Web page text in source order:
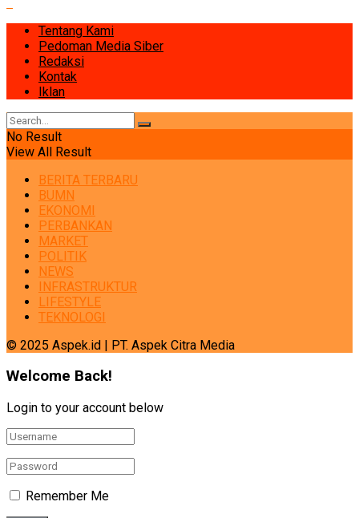
Tentang Kami
Pedoman Media Siber
Redaksi
Kontak
Iklan
No Result
View All Result
BERITA TERBARU
BUMN
EKONOMI
PERBANKAN
MARKET
POLITIK
NEWS
INFRASTRUKTUR
LIFESTYLE
TEKNOLOGI
© 2025 Aspek.id | PT. Aspek Citra Media
Welcome Back!
Login to your account below
Remember Me